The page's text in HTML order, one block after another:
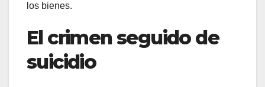
los bienes.
El crimen seguido de
suicidio